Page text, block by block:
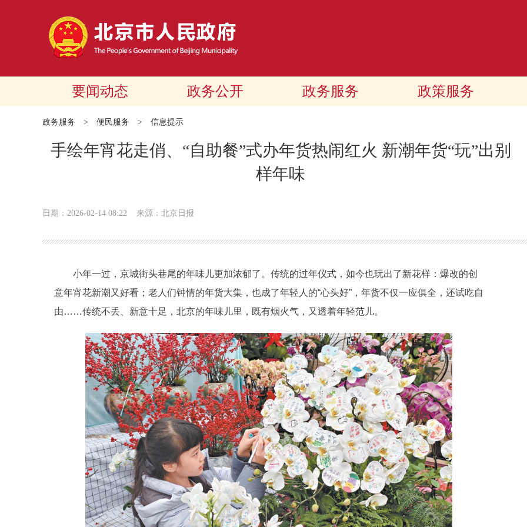
要闻动态 政务公开 政务服务 政策服务
政务服务 > 便民服务 > 信息提示
手绘年宵花走俏、“自助餐”式办年货热闹红火 新潮年货“玩”出别
样年味
日期：2026-02-14 08:22 来源：北京日报
小年一过，京城街头巷尾的年味儿更加浓郁了。传统的过年仪式，如今也玩出了新花样：爆改的创
意年宵花新潮又好看；老人们钟情的年货大集，也成了年轻人的“心头好”，年货不仅一应俱全，还试吃自
由……传统不丢、新意十足，北京的年味儿里，既有烟火气，又透着年轻范儿。